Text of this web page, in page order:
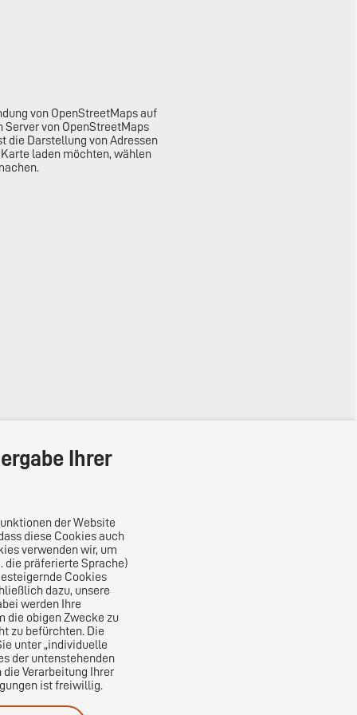
von OpenStreetMaps auf
Server von OpenStreetMaps
die Darstellung von Adressen
laden möchten, wählen
Das europäische Kanzlei-Netzwerk
Ihrer
der Website
diese Cookies auch
verwenden wir, um
die präferierte Sprache)
Cookies
dazu, unsere
werden Ihre
die obigen Zwecke zu
zu befürchten. Die
unter „individuelle
der untenstehenden
Verarbeitung Ihrer
ist freiwillig.